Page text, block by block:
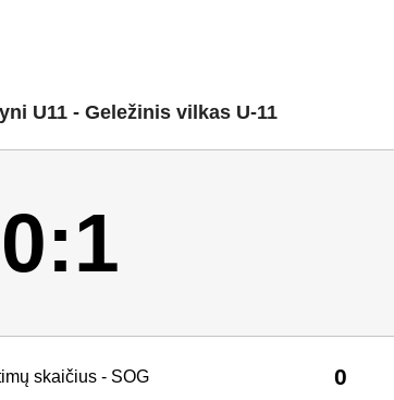
U11 - Geležinis vilkas U-11
0:1
skaičius - SOG 0